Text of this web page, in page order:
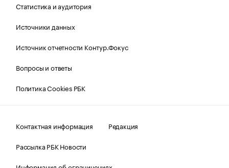
Статистика и аудитория
Источники данных
Источник отчетности Контур.Фокус
Вопросы и ответы
Политика Cookies РБК
Контактная информация
Редакция
Рассылка РБК Новости